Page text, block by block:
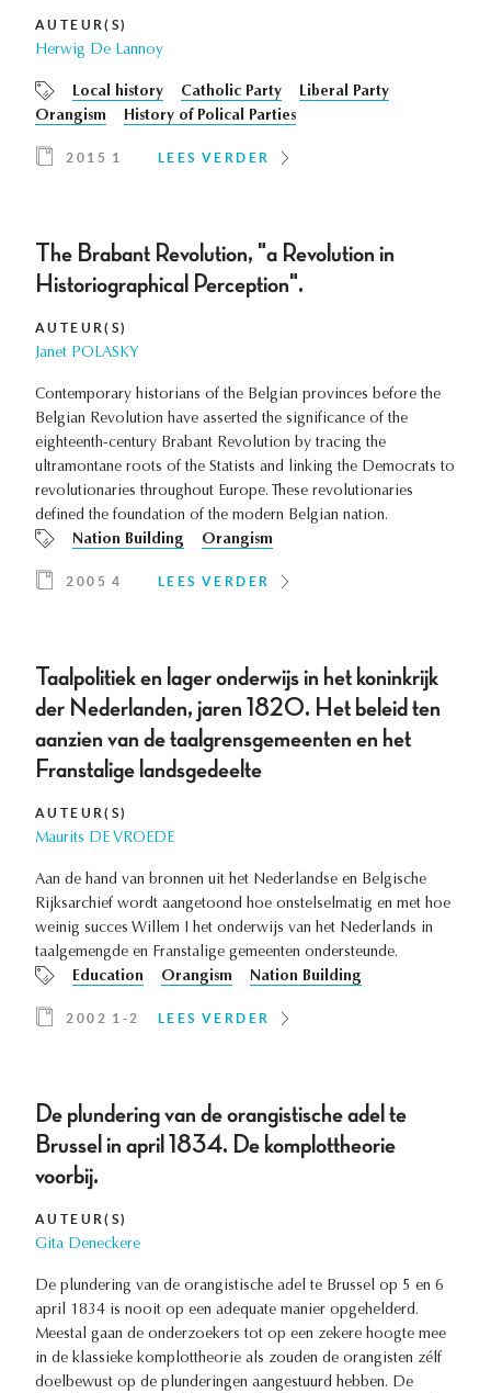
AUTEUR(S)
Herwig De Lannoy
Local history Catholic Party
Liberal Party
Orangism
History of Polical Parties
2015 1 LEES VERDER
The Brabant Revolution, "a Revolution in
Historiographical Perception".
AUTEUR(S)
Janet POLASKY
Contemporary historians of the Belgian provinces before the
Belgian Revolution have asserted the significance of the
eighteenth-century Brabant Revolution by tracing the
ultramontane roots of the Statists and linking the Democrats to
revolutionaries throughout Europe. These revolutionaries
defined the foundation of the modern Belgian nation.
Nation Building
Orangism
2005 4 LEES VERDER
Taalpolitiek en lager onderwijs in het koninkrijk
der Nederlanden, jaren 1820. Het beleid ten
aanzien van de taalgrensgemeenten en het
Franstalige landsgedeelte
AUTEUR(S)
Maurits DE VROEDE
Aan de hand van bronnen uit het Nederlandse en Belgische
Rijksarchief wordt aangetoond hoe onstelselmatig en met hoe
weinig succes Willem I het onderwijs van het Nederlands in
taalgemengde en Franstalige gemeenten ondersteunde.
Education
Orangism Nation Building
2002 1-2 LEES VERDER
De plundering van de orangistische adel te
Brussel in april 1834. De komplottheorie
voorbij.
AUTEUR(S)
Gita Deneckere
De plundering van de orangistische adel te Brussel op 5 en 6
april 1834 is nooit op een adequate manier opgehelderd.
Meestal gaan de onderzoekers tot op een zekere hoogte mee
in de klassieke komplottheorie als zouden de orangisten zélf
doelbewust op de plunderingen aangestuurd hebben. De